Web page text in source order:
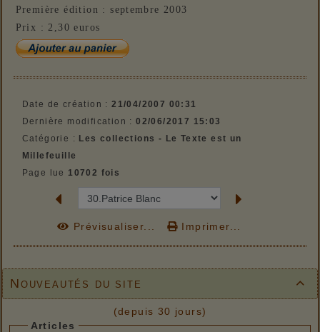

Nouveautés du site
(depuis 30 jours)
Articles
Première édition : septembre 2003
Prix : 2,30 euros
Date de création :21/04/2007 00:31
Dernière modification :02/06/2017 15:03
Catégorie :
Les collections - Le Texte est un
Millefeuille
Page lue 10702 fois
Prévisualiser... Imprimer...